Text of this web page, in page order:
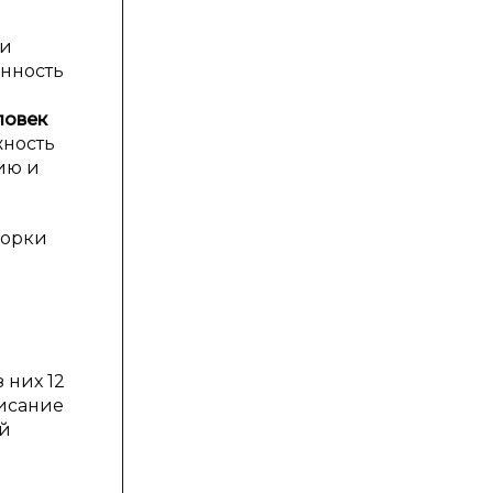
и
них 12